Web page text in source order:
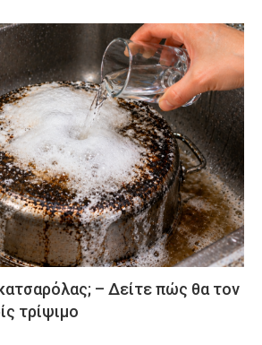
– Δείτε πώς θα τον
τρίψιμο